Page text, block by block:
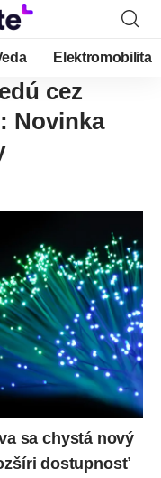
Elektromobilita
cez
Novinka
sa chystá nový
dostupnosť